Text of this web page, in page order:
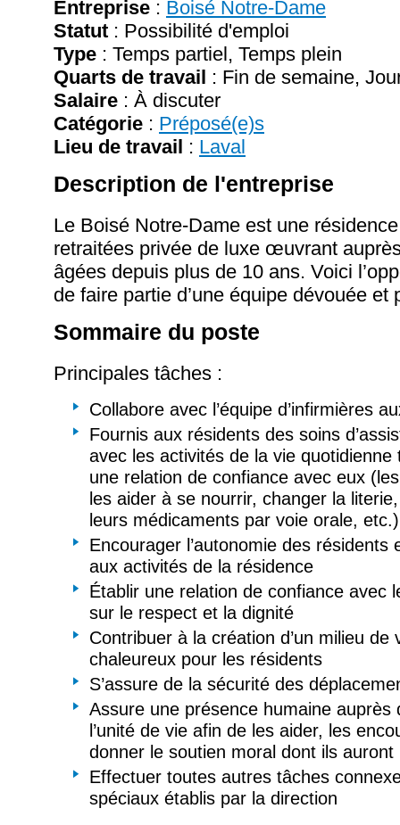
Entreprise : Boisé Notre-Dame
Statut : Possibilité d'emploi
Type : Temps partiel, Temps plein
Quarts de travail : Fin de semaine,
Salaire : À discuter
Catégorie : Préposé(e)s
Lieu de travail : Laval
Description de l'entreprise
Le Boisé Notre-Dame est une
retraitées privée de luxe œuvrant
âgées depuis plus de 10 ans. Voici
de faire partie d’une équipe dévouée et
Sommaire du poste
Principales tâches :
Collabore avec l’équipe d’infirmières
Fournis aux résidents des soins
avec les activités de la vie quotidienne
une relation de confiance avec eux
les aider à se nourrir, changer la
leurs médicaments par voie orale,
Encourager l’autonomie des résidents
aux activités de la résidence
Établir une relation de confiance avec
sur le respect et la dignité
Contribuer à la création d’un milieu de
chaleureux pour les résidents
S’assure de la sécurité des
Assure une présence humaine auprès
l’unité de vie afin de les aider, les
donner le soutien moral dont ils auront
Effectuer toutes autres tâches
spéciaux établis par la direction